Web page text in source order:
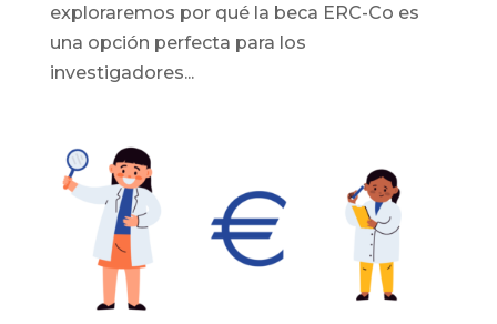
exploraremos por qué la beca ERC-Co es
una opción perfecta para los
investigadores...